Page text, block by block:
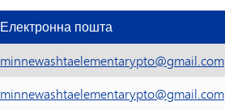
Електронна пошта
minnewashtaelementarypto@gmail.com
minnewashtaelementarypto@gmail.com